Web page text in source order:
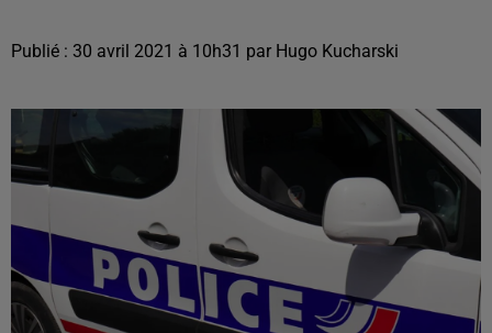
Publié : 30 avril 2021 à 10h31 par Hugo Kucharski